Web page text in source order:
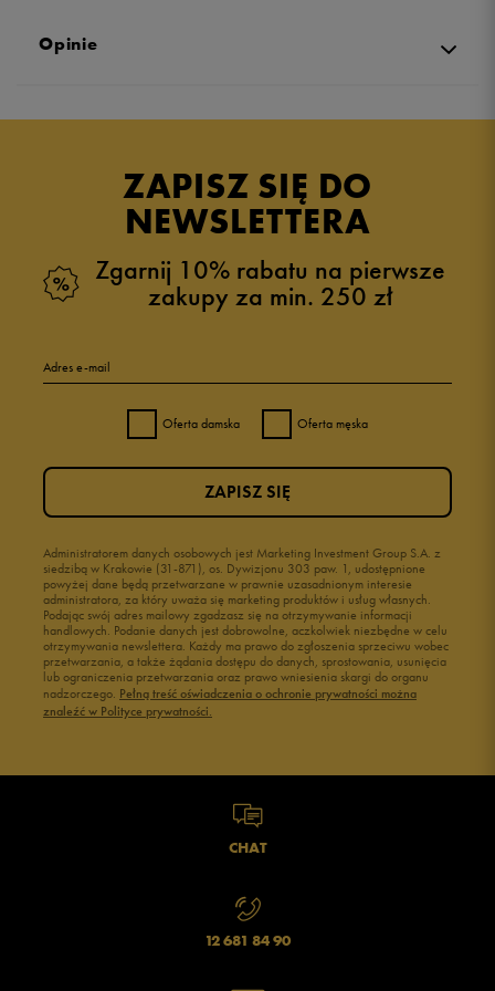
Opinie
ZAPISZ SIĘ DO
NEWSLETTERA
Zgarnij 10% rabatu na pierwsze
zakupy za min. 250 zł
Adres e-mail
Oferta damska Oferta męska
Administratorem danych osobowych jest Marketing Investment Group S.A. z
siedzibą w Krakowie (31-871), os. Dywizjonu 303 paw. 1, udostępnione
powyżej dane będą przetwarzane w prawnie uzasadnionym interesie
administratora, za który uważa się marketing produktów i usług własnych.
Podając swój adres mailowy zgadzasz się na otrzymywanie informacji
handlowych. Podanie danych jest dobrowolne, aczkolwiek niezbędne w celu
otrzymywania newslettera. Każdy ma prawo do zgłoszenia sprzeciwu wobec
przetwarzania, a także żądania dostępu do danych, sprostowania, usunięcia
lub ograniczenia przetwarzania oraz prawo wniesienia skargi do organu
nadzorczego. Pełną treść oświadczenia o ochronie prywatności można
znaleźć w Polityce prywatności.
ZAPISZ SIĘ
CHAT
12 681 84 90